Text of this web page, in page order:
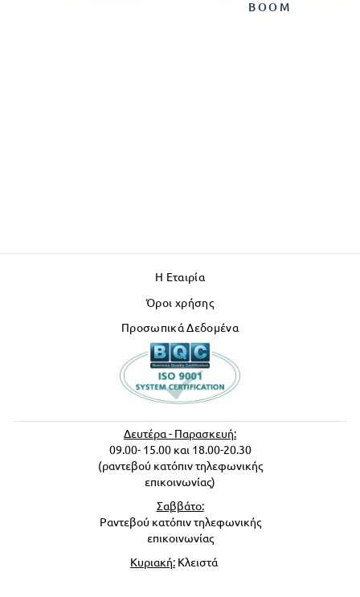
BOOM
Η Εταιρία
Όροι χρήσης
Προσωπικά Δεδομένα
Δευτέρα - Παρασκευή:
09.00- 15.00 και 18.00-20.30
(ραντεβού κατόπιν τηλεφωνικής
επικοινωνίας)
Σαββάτο:
Ραντεβού κατόπιν τηλεφωνικής
επικοινωνίας
Κυριακή: Κλειστά